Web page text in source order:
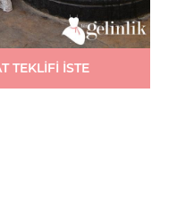
TEKLİFİ İSTE